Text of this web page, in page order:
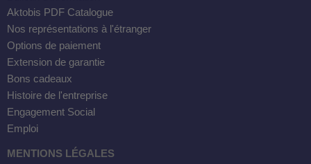
Aktobis PDF Catalogue
Nos représentations à l'étranger
Options de paiement
Extension de garantie
Bons cadeaux
Histoire de l'entreprise
Engagement Social
Emploi
MENTIONS LÉGALES